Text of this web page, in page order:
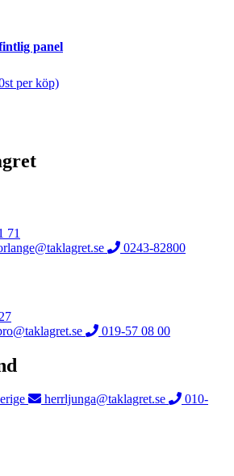
panel
per köp)
71
0243-82800
019-57 08 00
herrljunga@taklagret.se
010-